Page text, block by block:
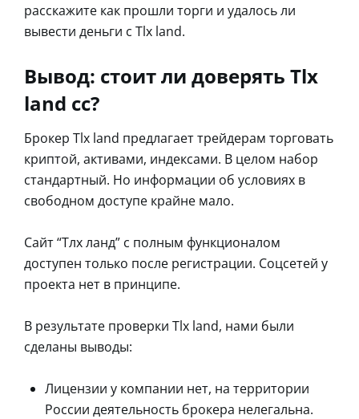
расскажите как прошли торги и удалось ли
вывести деньги с Tlx land.
Вывод: стоит ли доверять Tlx
land cc?
Брокер Tlx land предлагает трейдерам торговать
криптой, активами, индексами. В целом набор
стандартный. Но информации об условиях в
свободном доступе крайне мало.
Сайт “Тлх ланд” с полным функционалом
доступен только после регистрации. Соцсетей у
проекта нет в принципе.
В результате проверки Tlx land, нами были
сделаны выводы:
Лицензии у компании нет, на территории
России деятельность брокера нелегальна.